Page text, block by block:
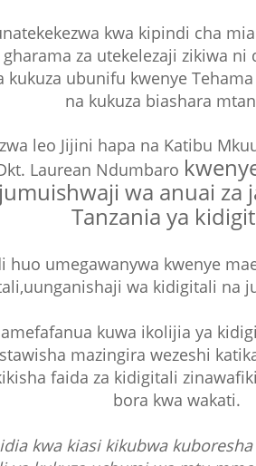
kwa kipindi cha
za utekelezaji zikiwa
kukuza ubunifu kwenye
na kukuza biashara
leo Jijini hapa na Katibu
Laurean Ndumbaro
wa anuai za
Tanzania ya
huo umegawanywa kwenye
wa kidigitali na
kuwa ikolijia ya
mazingira wezeshi
faida za kidigitali
bora kwa wakati.
kwa kiasi kikubwa